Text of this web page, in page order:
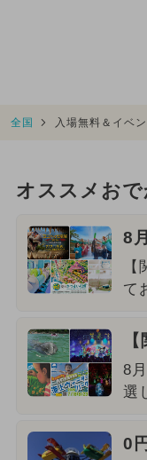
全国 入場無料＆イベ
オススメお
8
て
8
選
0